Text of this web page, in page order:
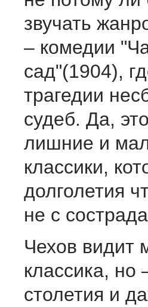
звучать
– комедии
сад"(1904),
трагедии
судеб. Да,
лишние и
классики,
долголетия
не с
Чехов видит
классика, но
столетия и